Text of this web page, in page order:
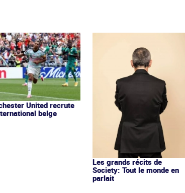
United recrute
belge
Les grands récits de
Society: Tout le monde en
parlait